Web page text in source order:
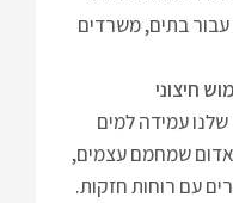
עבור בתים, משרדים
חיצוני
שלנו עמידה למים
אדום שמחמם עצמים,
עם רוחות חזקות.